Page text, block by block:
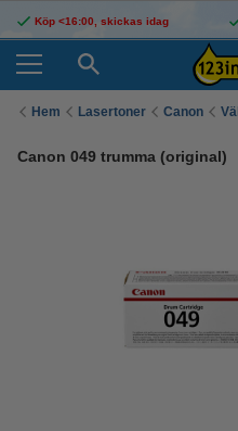
Köp <16:00, skickas idag
Hem Lasertoner Canon
Canon 049 trumma (original)